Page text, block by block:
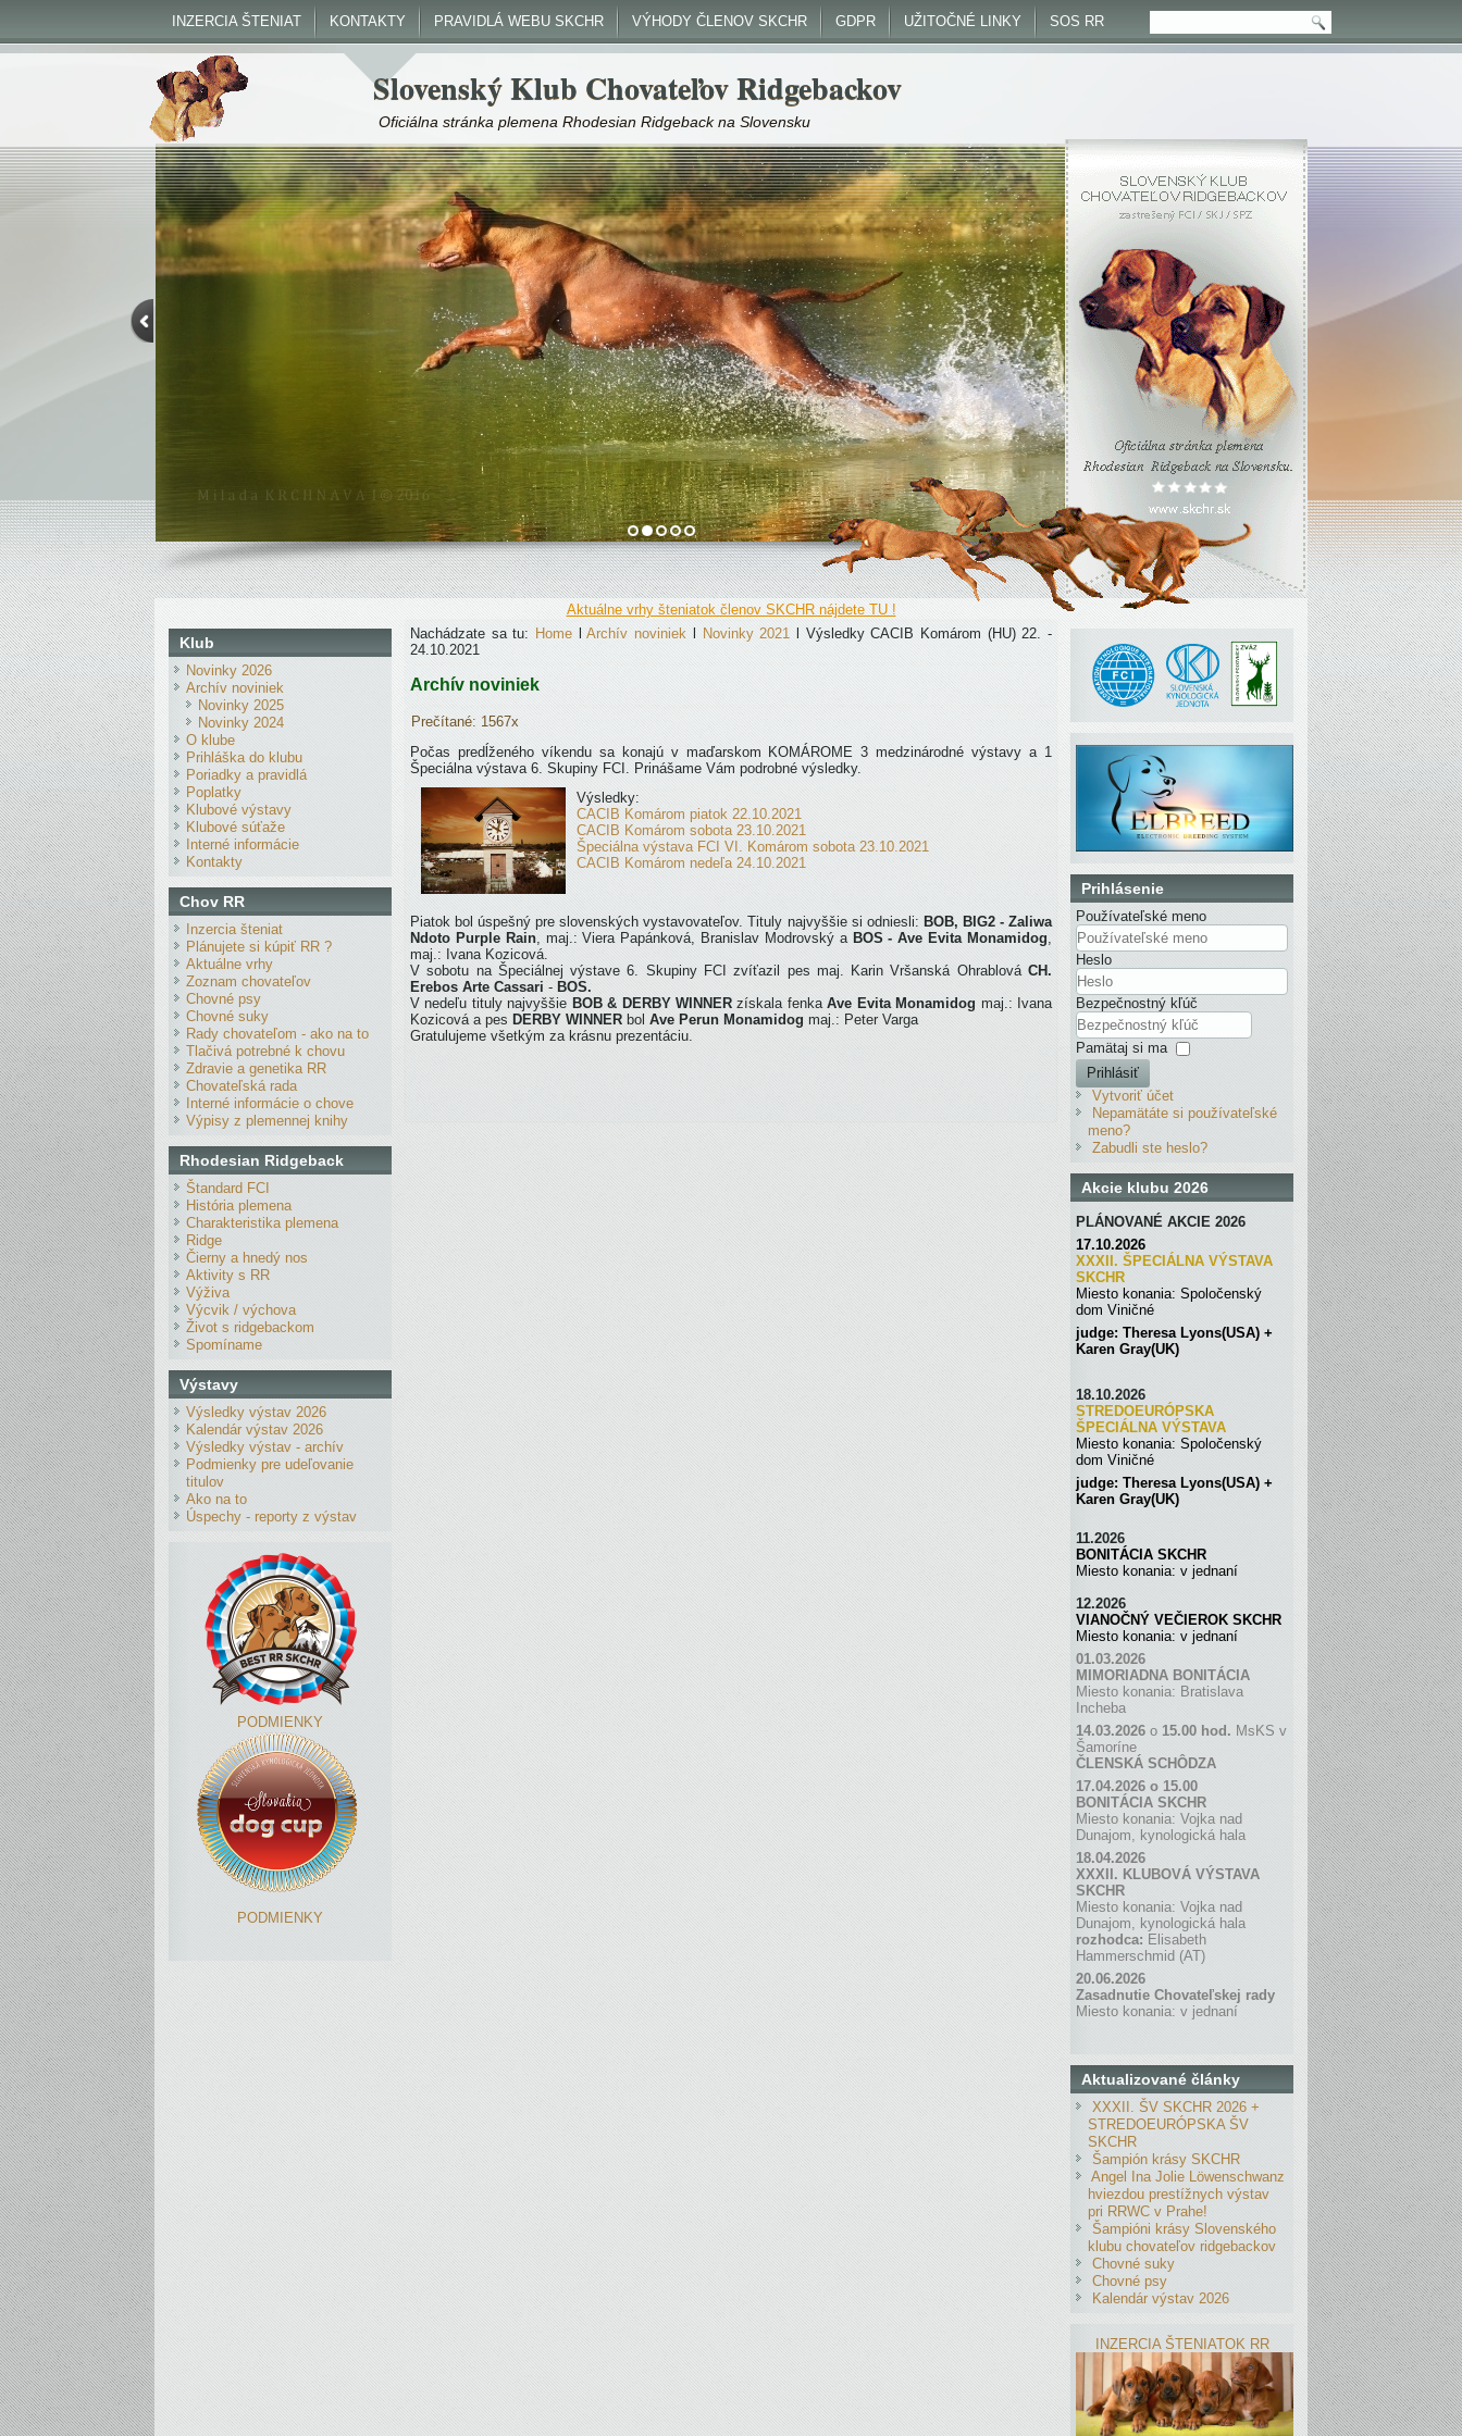
Slovenský Klub Chovateľov Ridgebackov
Oficiálna stránka plemena Rhodesian Ridgeback na Slovensku
INZERCIA ŠTENIAT KONTAKTY PRAVIDLÁ WEBU SKCHR VÝHODY ČLENOV SKCHR GDPR UŽITOČNÉ LINKY SOS RR
Aktuálne vrhy šteniatok členov SKCHR nájdete TU !
Klub
Novinky 2026
Archív noviniek
Novinky 2025
Novinky 2024
O klube
Prihláška do klubu
Poriadky a pravidlá
Poplatky
Klubové výstavy
Klubové súťaže
Interné informácie
Kontakty
Chov RR
Inzercia šteniat
Plánujete si kúpiť RR ?
Aktuálne vrhy
Zoznam chovateľov
Chovné psy
Chovné suky
Rady chovateľom - ako na to
Tlačivá potrebné k chovu
Zdravie a genetika RR
Chovateľská rada
Interné informácie o chove
Výpisy z plemennej knihy
Rhodesian Ridgeback
Štandard FCI
História plemena
Charakteristika plemena
Ridge
Čierny a hnedý nos
Aktivity s RR
Výživa
Výcvik / výchova
Život s ridgebackom
Spomíname
Výstavy
Výsledky výstav 2026
Kalendár výstav 2026
Výsledky výstav - archív
Podmienky pre udeľovanie
titulov
Ako na to
Úspechy - reporty z výstav
PODMIENKY
PODMIENKY
Nachádzate sa tu: Home lArchív noviniek Novinky 2021
Výsledky CACIB Komárom (HU) 22. -
24.10.2021
Archív noviniek
Prečítané: 1567x
Počas predĺženého víkendu sa konajú v maďarskom KOMÁROME 3 medzinárodné výstavy a 1
Špeciálna výstava 6. Skupiny FCI. Prinášame Vám podrobné výsledky.
Výsledky:
CACIB Komárom piatok 22.10.2021
CACIB Komárom sobota 23.10.2021
Špeciálna výstava FCI VI. Komárom sobota 23.10.2021
CACIB Komárom nedeľa 24.10.2021
Piatok bol úspešný pre slovenských vystavovateľov. Tituly najvyššie si odniesli: BOB, BIG2 - Zaliwa
Ndoto Purple Rain, maj.: Viera Papánková, Branislav Modrovský a BOS - Ave Evita Monamidog,
maj.: Ivana Kozicová.
V sobotu na Špeciálnej výstave 6. Skupiny FCI zvíťazil pes maj. Karin Vršanská Ohrablová CH.
Erebos Arte Cassari - BOS.
V nedeľu tituly najvyššie BOB & DERBY WINNER získala fenkaAve Evita Monamidog maj.: Ivana
Kozicová a pes DERBY WINNER bol Ave Perun Monamidog maj.: Peter Varga
Gratulujeme všetkým za krásnu prezentáciu.
Prihlásenie
Používateľské meno
Heslo
Bezpečnostný kľúč
Pamätaj si ma
Prihlásiť
Vytvoriť účet
Nepamätáte si používateľské
meno?
Zabudli ste heslo?
Akcie klubu 2026
PLÁNOVANÉ AKCIE 2026
17.10.2026
XXXII. ŠPECIÁLNA VÝSTAVA
SKCH R
Miesto konania: Spoločenský
dom Viničné
judge: Theresa Lyons(USA) +
Karen Gray(UK)
18.10.2026
STREDOEURÓPSKA
ŠPECIÁLNA VÝSTAVA
Miesto konania: Spoločenský
dom Viničné
judge: Theresa Lyons(USA) +
Karen Gray(UK)
11.2026
BONITÁCIA SKCHR
Miesto konania: v jednaní
12.2026
VIANOČNÝ VEČIEROK SKCHR
Miesto konania: v jednaní
01.03.2026
MIMORIADNA BONITÁCIA
Miesto konania: Bratislava
Incheba
14.03.2026 o 15.00 hod. MsKS v
Šamoríne
ČLENSKÁ SCHÔDZA
17.04.2026 o 15.00
BONITÁCIA SKCHR
Miesto konania: Vojka nad
Dunajom, kynologická hala
18.04.2026
XXXII. KLUBOVÁ VÝSTAVA
SKCHR
Miesto konania: Vojka nad
Dunajom, kynologická hala
rozhodca: Elisabeth
Hammerschmid (AT)
20.06.2026
Zasadnutie Chovateľskej rady
Miesto konania: v jednaní
Aktualizované články
XXXII. ŠV SKCHR 2026 +
STREDOEURÓPSKA ŠV
SKCHR
Šampión krásy SKCHR
Angel Ina Jolie Löwenschwanz
hviezdou prestížnych výstav
pri RRWC v Prahe!
Šampióni krásy Slovenského
klubu chovateľov ridgebackov
Chovné suky
Chovné psy
Kalendár výstav 2026
INZERCIA ŠTENIATOK RR